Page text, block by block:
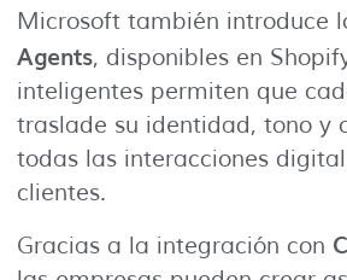
Microsoft también introduce
Agents, disponibles en
inteligentes permiten que
traslade su identidad, tono y
todas las interacciones
clientes.
Gracias a la integración con